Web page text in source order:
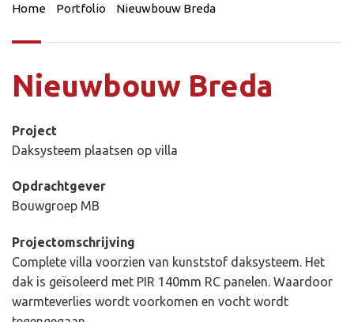
Home Portfolio Nieuwbouw Breda
Nieuwbouw Breda
Project
Daksysteem plaatsen op villa
Opdrachtgever
Bouwgroep MB
Projectomschrijving
Complete villa voorzien van kunststof daksysteem. Het
dak is geïsoleerd met PIR 140mm RC panelen. Waardoor
warmteverlies wordt voorkomen en vocht wordt